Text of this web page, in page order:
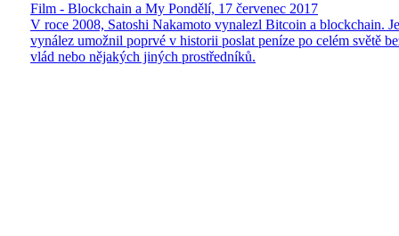
Film - Blockchain a My Pondělí, 17 červenec 2017
V roce 2008, Satoshi Nakamoto vynalezl Bitcoin a blockchain.
vynález umožnil poprvé v historii poslat peníze po celém světě
vlád nebo nějakých jiných prostředníků.